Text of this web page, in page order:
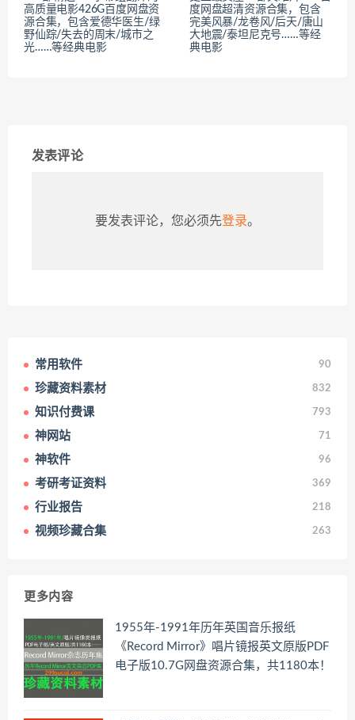
高质量电影426G百度网盘资
源合集，包含爱德华医生/绿
野仙踪/失去的周末/城市之
光……等经典电影
度网盘超清资源合集，包含
完美风暴/龙卷风/后天/唐山
大地震/泰坦尼克号……等经
典电影
发表评论
要发表评论，您必须先登录。
常用软件 90
珍藏资料素材 832
知识付费课 793
神网站 71
神软件 96
考研考证资料 369
行业报告 218
视频珍藏合集 263
更多内容
1955年-1991年历年英国音乐报纸
《Record Mirror》唱片镜报英文原版PDF
电子版10.7G网盘资源合集，共1180本！